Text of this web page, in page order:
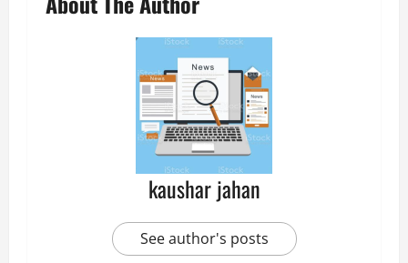
kaushar jahan
See author's posts